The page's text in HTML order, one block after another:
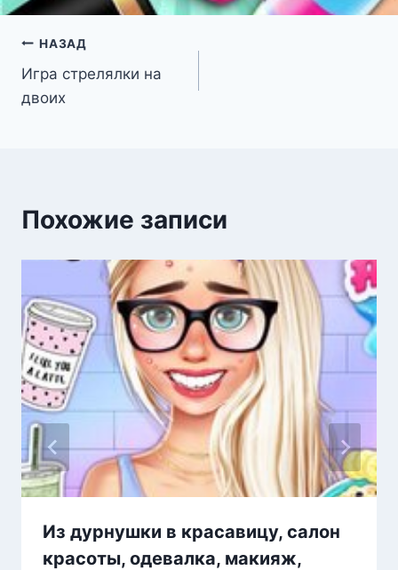
Навигация
по
НАЗАД
Игра стрелялки на
двоих
Похожие записи
Из дурнушки в красавицу, салон
красоты, одевалка, макияж,